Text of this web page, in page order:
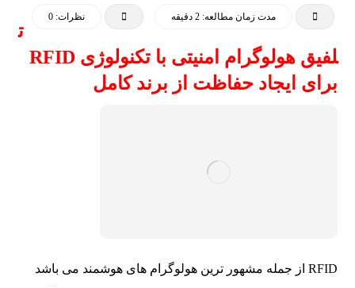
مدت زمان مطالعه: 2 دقیقه نظرات: 0
ت
لفیق هولوگرام امنیتی با تکنولوژی RFID
برای ایجاد حفاظت از برند کامل
RFID از جمله مشهور ترین هولوگرام های هوشمند می باشد